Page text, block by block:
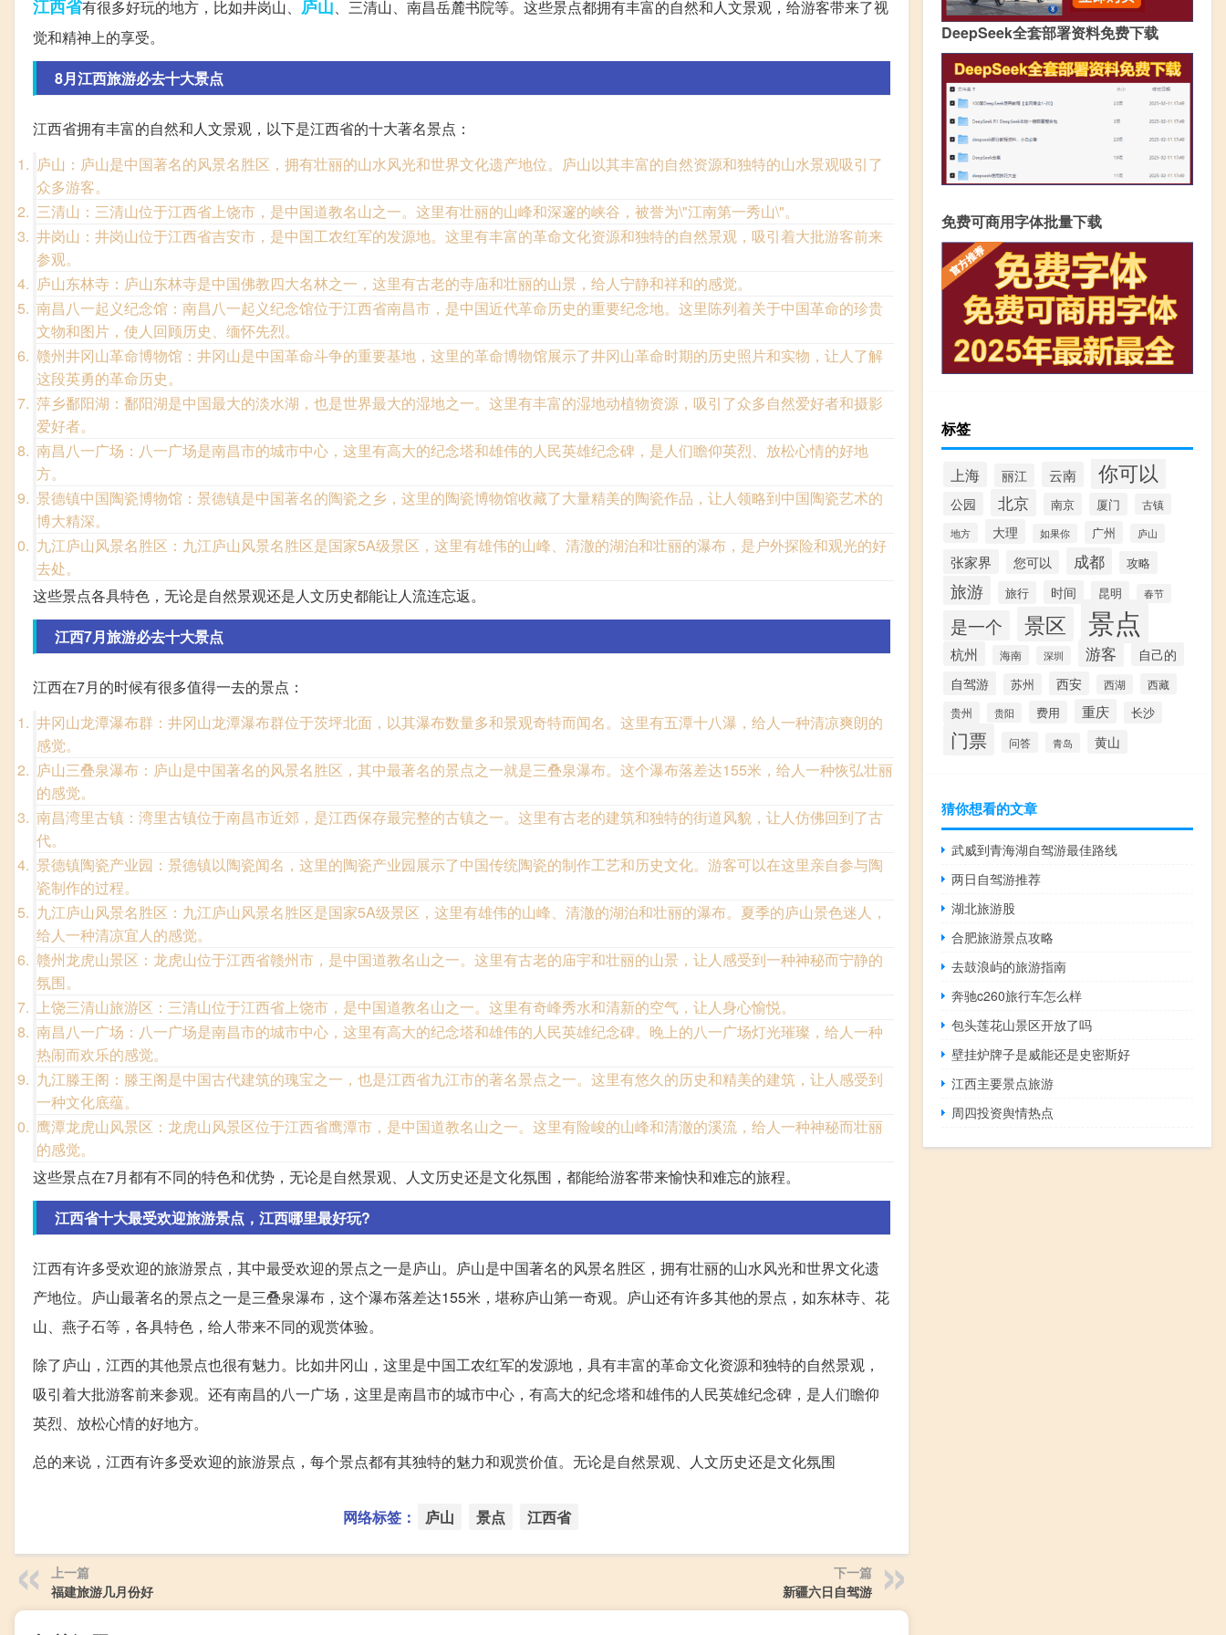
江西省有很多好玩的地方，比如井岗山、 庐山、三清山、南昌岳麓书院等。这些景点都拥有丰富的自然和人文景观，给游客带来了视
觉和精神上的享受。
8月江西旅游必去十大景点
江西省拥有丰富的自然和人文景观，以下是江西省的十大著名景点：
庐山：庐山是中国著名的风景名胜区，拥有壮丽的山水风光和世界文化遗产地位。庐山以其丰富的自然资源和独特的山水景观吸引了
众多游客。
三清山：三清山位于江西省上饶市，是中国道教名山之一。这里有壮丽的山峰和深邃的峡谷，被誉为\"江南第一秀山\"。
井岗山：井岗山位于江西省吉安市，是中国工农红军的发源地。这里有丰富的革命文化资源和独特的自然景观，吸引着大批游客前来
参观。
庐山东林寺：庐山东林寺是中国佛教四大名林之一，这里有古老的寺庙和壮丽的山景，给人宁静和祥和的感觉。
南昌八一起义纪念馆：南昌八一起义纪念馆位于江西省南昌市，是中国近代革命历史的重要纪念地。这里陈列着关于中国革命的珍贵
文物和图片，使人回顾历史、缅怀先烈。
赣州井冈山革命博物馆：井冈山是中国革命斗争的重要基地，这里的革命博物馆展示了井冈山革命时期的历史照片和实物，让人了解
这段英勇的革命历史。
萍乡鄱阳湖：鄱阳湖是中国最大的淡水湖，也是世界最大的湿地之一。这里有丰富的湿地动植物资源，吸引了众多自然爱好者和摄影
爱好者。
南昌八一广场：八一广场是南昌市的城市中心，这里有高大的纪念塔和雄伟的人民英雄纪念碑，是人们瞻仰英烈、放松心情的好地
方。
景德镇中国陶瓷博物馆：景德镇是中国著名的陶瓷之乡，这里的陶瓷博物馆收藏了大量精美的陶瓷作品，让人领略到中国陶瓷艺术的
博大精深。
九江庐山风景名胜区：九江庐山风景名胜区是国家5A级景区，这里有雄伟的山峰、清澈的湖泊和壮丽的瀑布，是户外探险和观光的好
去处。
这些景点各具特色，无论是自然景观还是人文历史都能让人流连忘返。
江西7月旅游必去十大景点
江西在7月的时候有很多值得一去的景点：
井冈山龙潭瀑布群：井冈山龙潭瀑布群位于茨坪北面，以其瀑布数量多和景观奇特而闻名。这里有五潭十八瀑，给人一种清凉爽朗的
感觉。
庐山三叠泉瀑布：庐山是中国著名的风景名胜区，其中最著名的景点之一就是三叠泉瀑布。这个瀑布落差达155米，给人一种恢弘壮丽
的感觉。
南昌湾里古镇：湾里古镇位于南昌市近郊，是江西保存最完整的古镇之一。这里有古老的建筑和独特的街道风貌，让人仿佛回到了古
代。
景德镇陶瓷产业园：景德镇以陶瓷闻名，这里的陶瓷产业园展示了中国传统陶瓷的制作工艺和历史文化。游客可以在这里亲自参与陶
瓷制作的过程。
九江庐山风景名胜区：九江庐山风景名胜区是国家5A级景区，这里有雄伟的山峰、清澈的湖泊和壮丽的瀑布。夏季的庐山景色迷人，
给人一种清凉宜人的感觉。
赣州龙虎山景区：龙虎山位于江西省赣州市，是中国道教名山之一。这里有古老的庙宇和壮丽的山景，让人感受到一种神秘而宁静的
氛围。
上饶三清山旅游区：三清山位于江西省上饶市，是中国道教名山之一。这里有奇峰秀水和清新的空气，让人身心愉悦。
南昌八一广场：八一广场是南昌市的城市中心，这里有高大的纪念塔和雄伟的人民英雄纪念碑。晚上的八一广场灯光璀璨，给人一种
热闹而欢乐的感觉。
九江滕王阁：滕王阁是中国古代建筑的瑰宝之一，也是江西省九江市的著名景点之一。这里有悠久的历史和精美的建筑，让人感受到
一种文化底蕴。
鹰潭龙虎山风景区：龙虎山风景区位于江西省鹰潭市，是中国道教名山之一。这里有险峻的山峰和清澈的溪流，给人一种神秘而壮丽
的感觉。
这些景点在7月都有不同的特色和优势，无论是自然景观、人文历史还是文化氛围，都能给游客带来愉快和难忘的旅程。
江西省十大最受欢迎旅游景点，江西哪里最好玩?
江西有许多受欢迎的旅游景点，其中最受欢迎的景点之一是庐山。庐山是中国著名的风景名胜区，拥有壮丽的山水风光和世界文化遗
产地位。庐山最著名的景点之一是三叠泉瀑布，这个瀑布落差达155米，堪称庐山第一奇观。庐山还有许多其他的景点，如东林寺、花
山、燕子石等，各具特色，给人带来不同的观赏体验。
除了庐山，江西的其他景点也很有魅力。比如井冈山，这里是中国工农红军的发源地，具有丰富的革命文化资源和独特的自然景观，
吸引着大批游客前来参观。还有南昌的八一广场，这里是南昌市的城市中心，有高大的纪念塔和雄伟的人民英雄纪念碑，是人们瞻仰
英烈、放松心情的好地方。
总的来说，江西有许多受欢迎的旅游景点，每个景点都有其独特的魅力和观赏价值。无论是自然景观、人文历史还是文化氛围
网络标签： 庐山 景点 江西省
上一篇
福建旅游几月份好
下一篇
新疆六日自驾游
DeepSeek全套部署资料免费下载
免费可商用字体批量下载
标签
上海 丽江 云南 你可以
公园 北京 南京 厦门 古镇
地方 大理 如果你 广州 庐山
张家界 您可以 成都 攻略
旅游 旅行 时间 昆明 春节
是一个 景区 景点
杭州 海南 深圳 游客
自己的
自驾游
苏州 西安 西湖 西藏
贵州 贵阳 费用 重庆 长沙
门票 问答 青岛 黄山
猜你想看的文章
武威到青海湖自驾游最佳路线
两日自驾游推荐
湖北旅游股
合肥旅游景点攻略
去鼓浪屿的旅游指南
奔驰c260旅行车怎么样
包头莲花山景区开放了吗
壁挂炉牌子是威能还是史密斯好
江西主要景点旅游
周四投资舆情热点